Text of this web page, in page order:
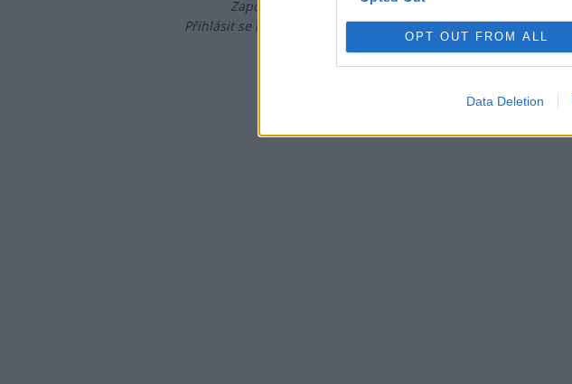
OPT OUT FROM ALL
Data Deletion
Zapomněli jste heslo?Změňte si je
Přihlásit se mohou jen ti, kteří se jižzaregistrovali.